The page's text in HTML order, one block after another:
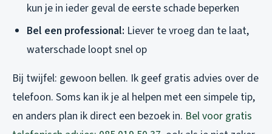
kun je in ieder geval de eerste schade beperken
Bel een professional: Liever te vroeg dan te laat,
waterschade loopt snel op
Bij twijfel: gewoon bellen. Ik geef gratis advies over de
telefoon. Soms kan ik je al helpen met een simpele tip,
en anders plan ik direct een bezoek in. Bel voor gratis